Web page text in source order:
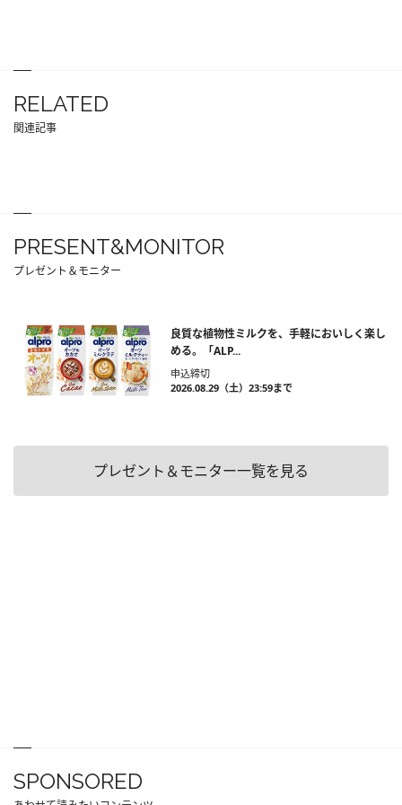
RELATED
関連記事
PRESENT&MONITOR
プレゼント＆モニター
良質な植物性ミルクを、手軽においしく楽し
める。「ALP...
申込締切
2026.08.29（土）23:59まで
プレゼント＆モニター一覧を見る
SPONSORED